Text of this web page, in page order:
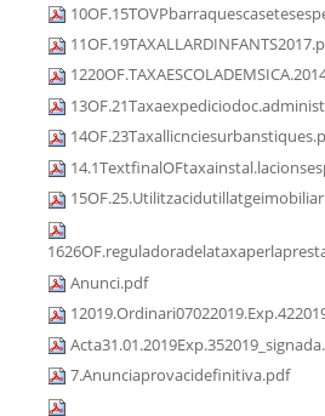
Anunci.pdf
7.Anunciaprovacidefinitiva.pdf